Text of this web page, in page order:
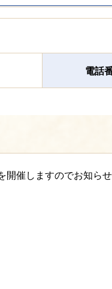
電話
催しますのでお知らせ